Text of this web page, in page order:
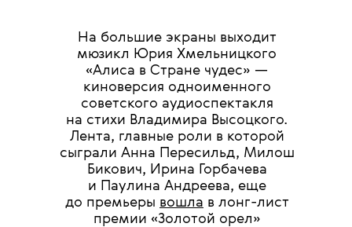
На большие экраны выходит
мюзикл Юрия Хмельницкого
«Алиса в Стране чудес» —
киноверсия одноименного
советского аудиоспектакля
на стихи Владимира Высоцкого.
Лента, главные роли в которой
сыграли Анна Пересильд, Милош
Бикович, Ирина Горбачева
и Паулина Андреева, еще
до премьеры вошла в лонг-лист
премии «Золотой орел»